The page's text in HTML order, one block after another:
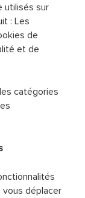
utilisés sur
: Les
de
et de
catégories
déplacer